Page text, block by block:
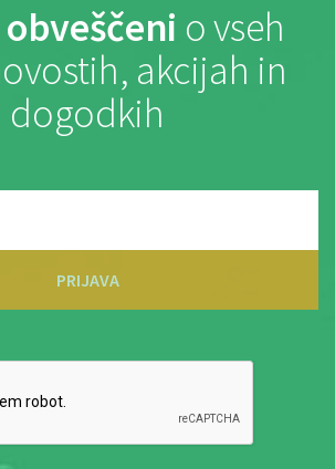
o vseh
akcijah in
dogodkih
PRIJAVA